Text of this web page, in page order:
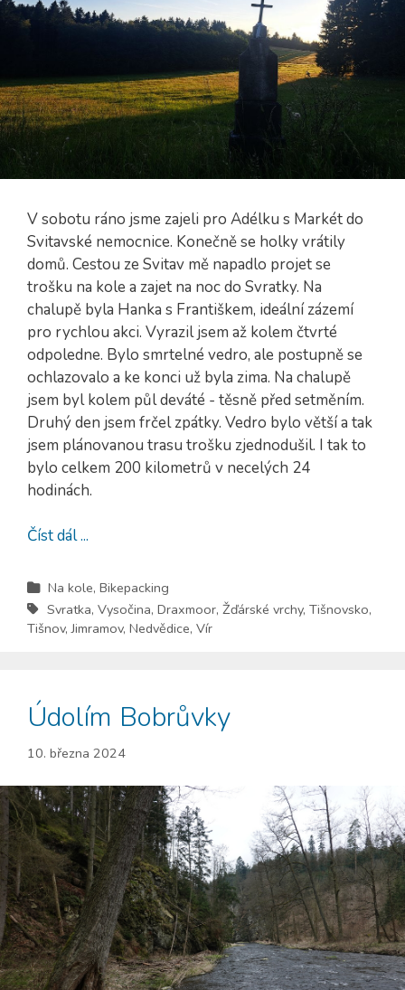
V sobotu ráno jsme zajeli pro Adélku s Markét do
Svitavské nemocnice. Konečně se holky vrátily
domů. Cestou ze Svitav mě napadlo projet se
trošku na kole a zajet na noc do Svratky. Na
chalupě byla Hanka s Františkem, ideální zázemí
pro rychlou akci. Vyrazil jsem až kolem čtvrté
odpoledne. Bylo smrtelné vedro, ale postupně se
ochlazovalo a ke konci už byla zima. Na chalupě
jsem byl kolem půl deváté - těsně před setměním.
Druhý den jsem frčel zpátky. Vedro bylo větší a tak
jsem plánovanou trasu trošku zjednodušil. I tak to
bylo celkem 200 kilometrů v necelých 24
hodinách.
Číst dál ...
Na kole, Bikepacking
Svratka, Vysočina, Draxmoor, Žďárské vrchy, Tišnovsko,
Tišnov,Jimramov, Nedvědice, Vír
Údolím Bobrůvky
10. března 2024